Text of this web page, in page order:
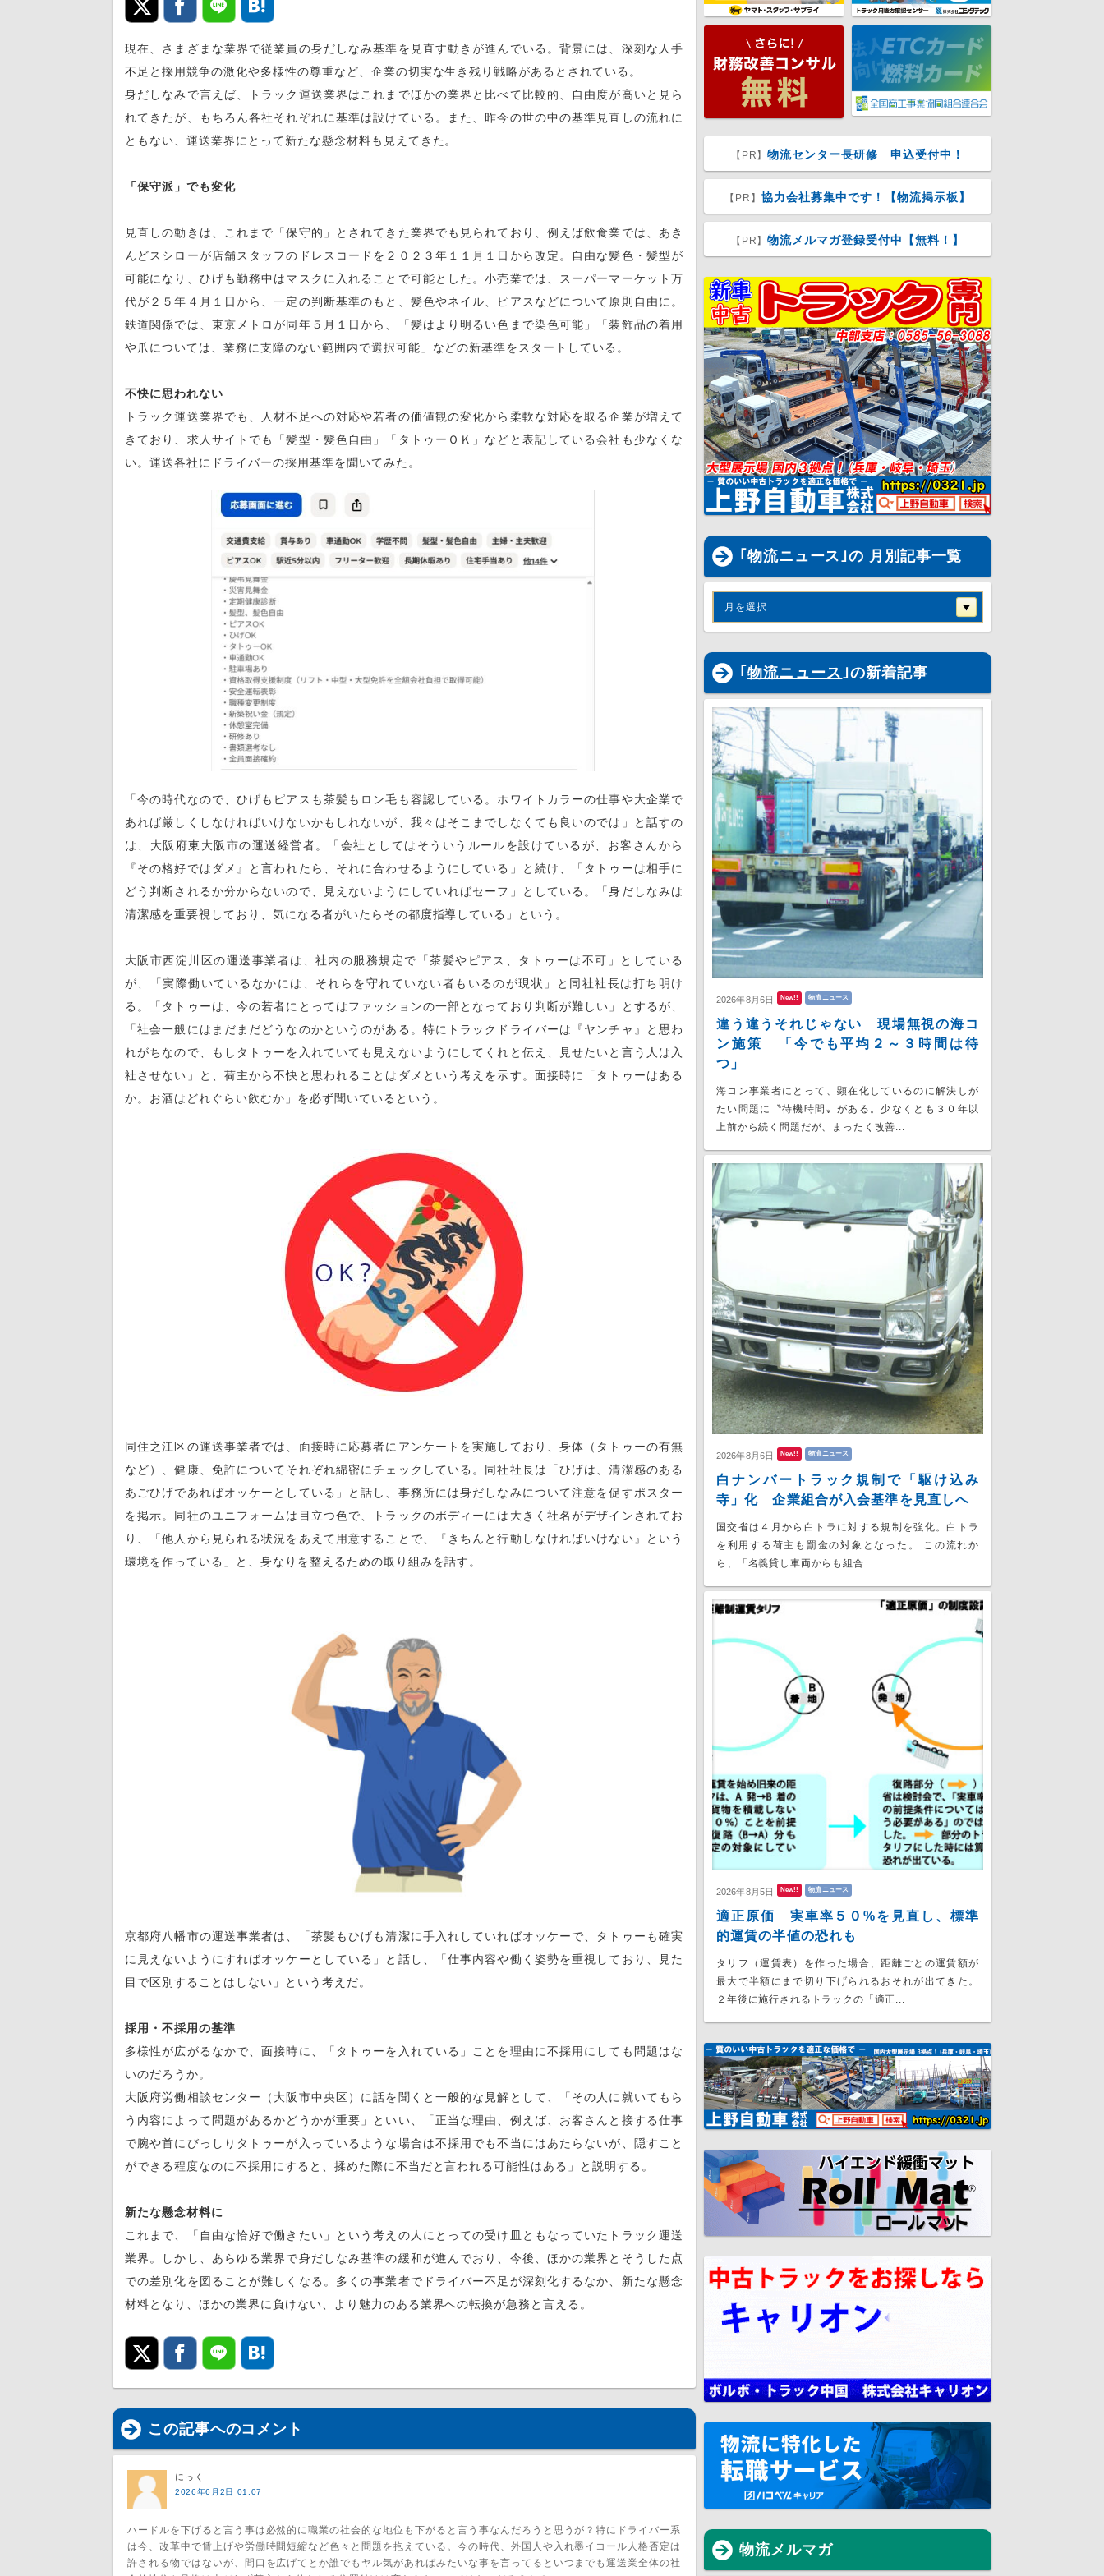
現在、さまざまな業界で従業員の身だしなみ基準を見直す動きが進んでいる。背景には、深刻な人手
不足と採用競争の激化や多様性の尊重など、企業の切実な生き残り戦略があるとされている。
身だしなみで言えば、トラック運送業界はこれまでほかの業界と比べて比較的、自由度が高いと見ら
れてきたが、もちろん各社それぞれに基準は設けている。また、昨今の世の中の基準見直しの流れに
ともない、運送業界にとって新たな懸念材料も見えてきた。
「保守派」でも変化
見直しの動きは、これまで「保守的」とされてきた業界でも見られており、例えば飲食業では、あき
んどスシローが店舗スタッフのドレスコードを２０２３年１１月１日から改定。自由な髪色・髪型が
可能になり、ひげも勤務中はマスクに入れることで可能とした。小売業では、スーパーマーケット万
代が２５年４月１日から、一定の判断基準のもと、髪色やネイル、ピアスなどについて原則自由に。
鉄道関係では、東京メトロが同年５月１日から、「髪はより明るい色まで染色可能」「装飾品の着用
や爪については、業務に支障のない範囲内で選択可能」などの新基準をスタートしている。
不快に思われない
トラック運送業界でも、人材不足への対応や若者の価値観の変化から柔軟な対応を取る企業が増えて
きており、求人サイトでも「髪型・髪色自由」「タトゥーＯＫ」などと表記している会社も少なくな
い。運送各社にドライバーの採用基準を聞いてみた。
「今の時代なので、ひげもピアスも茶髪もロン毛も容認している。ホワイトカラーの仕事や大企業で
あれば厳しくしなければいけないかもしれないが、我々はそこまでしなくても良いのでは」と話すの
は、大阪府東大阪市の運送経営者。「会社としてはそういうルールを設けているが、お客さんから
『その格好ではダメ』と言われたら、それに合わせるようにしている」と続け、「タトゥーは相手に
どう判断されるか分からないので、見えないようにしていればセーフ」としている。「身だしなみは
清潔感を重要視しており、気になる者がいたらその都度指導している」という。
大阪市西淀川区の運送事業者は、社内の服務規定で「茶髪やピアス、タトゥーは不可」としている
が、「実際働いているなかには、それらを守れていない者もいるのが現状」と同社社長は打ち明け
る。「タトゥーは、今の若者にとってはファッションの一部となっており判断が難しい」とするが、
「社会一般にはまだまだどうなのかというのがある。特にトラックドライバーは『ヤンチャ』と思わ
れがちなので、もしタトゥーを入れていても見えないようにしてくれと伝え、見せたいと言う人は入
社させない」と、荷主から不快と思われることはダメという考えを示す。面接時に「タトゥーはある
か。お酒はどれぐらい飲むか」を必ず聞いているという。
同住之江区の運送事業者では、面接時に応募者にアンケートを実施しており、身体（タトゥーの有無
など）、健康、免許についてそれぞれ綿密にチェックしている。同社社長は「ひげは、清潔感のある
あごひげであればオッケーとしている」と話し、事務所には身だしなみについて注意を促すポスター
を掲示。同社のユニフォームは目立つ色で、トラックのボディーには大きく社名がデザインされてお
り、「他人から見られる状況をあえて用意することで、『きちんと行動しなければいけない』という
環境を作っている」と、身なりを整えるための取り組みを話す。
京都府八幡市の運送事業者は、「茶髪もひげも清潔に手入れしていればオッケーで、タトゥーも確実
に見えないようにすればオッケーとしている」と話し、「仕事内容や働く姿勢を重視しており、見た
目で区別することはしない」という考えだ。
採用・不採用の基準
多様性が広がるなかで、面接時に、「タトゥーを入れている」ことを理由に不採用にしても問題はな
いのだろうか。
大阪府労働相談センター（大阪市中央区）に話を聞くと一般的な見解として、「その人に就いてもら
う内容によって問題があるかどうかが重要」といい、「正当な理由、例えば、お客さんと接する仕事
で腕や首にびっしりタトゥーが入っているような場合は不採用でも不当にはあたらないが、隠すこと
ができる程度なのに不採用にすると、揉めた際に不当だと言われる可能性はある」と説明する。
新たな懸念材料に
これまで、「自由な恰好で働きたい」という考えの人にとっての受け皿ともなっていたトラック運送
業界。しかし、あらゆる業界で身だしなみ基準の緩和が進んでおり、今後、ほかの業界とそうした点
での差別化を図ることが難しくなる。多くの事業者でドライバー不足が深刻化するなか、新たな懸念
材料となり、ほかの業界に負けない、より魅力のある業界への転換が急務と言える。
この記事へのコメント
にっく
2026年6月2日 01:07
ハードルを下げると言う事は必然的に職業の社会的な地位も下がると言う事なんだろうと思うが？特にドライバー系
は今、改革中で賃上げや労働時間短縮など色々と問題を抱えている。今の時代、外国人や入れ墨イコール人格否定は
許される物ではないが、間口を広げてとか誰でもヤル気があればみたいな事を言ってるといつまでも運送業全体の社
【PR】物流センター長研修 申込受付中！
【PR】 協力会社募集中です！【物流掲示板】
【PR】物流メルマガ登録受付中【無料！】
｢物流ニュース｣の 月別記事一覧
月を選択
｢ 物流ニュース ｣の新着記事
2026年8月6日 New!! 物流ニュース
違う違うそれじゃない 現場無視の海コ
ン施策 「今でも平均２～３時間は待
つ」
海コン事業者にとって、顕在化しているのに解決しが
たい問題に〝待機時間〟がある。少なくとも３０年以
上前から続く問題だが、まったく改善...
2026年8月6日 New!! 物流ニュース
白ナンバートラック規制で「駆け込み
寺」化 企業組合が入会基準を見直しへ
国交省は４月から白トラに対する規制を強化。白トラ
を利用する荷主も罰金の対象となった。 この流れか
ら、「名義貸し車両からも組合...
2026年8月5日 New!! 物流ニュース
適正原価 実車率５０%を見直し、標準
的運賃の半値の恐れも
タリフ（運賃表）を作った場合、距離ごとの運賃額が
最大で半額にまで切り下げられるおそれが出てきた。
２年後に施行されるトラックの「適正...
物流メルマガ